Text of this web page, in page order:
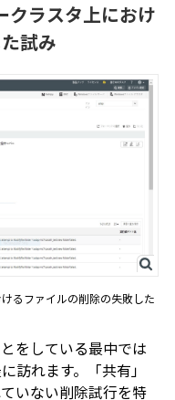
ラスタ上におけ
試み
るファイルの削除の失敗した
をしている最中では
訪れます。「共有」
いない削除試行を特